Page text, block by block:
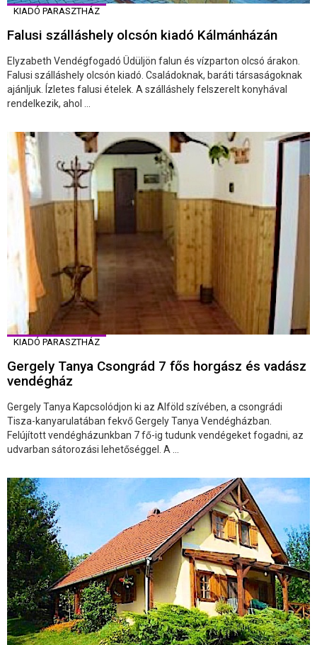
KIADÓ PARASZTHÁZ
Falusi szálláshely olcsón kiadó Kálmánházán
Elyzabeth Vendégfogadó Üdüljön falun és vízparton olcsó árakon.
Falusi szálláshely olcsón kiadó. Családoknak, baráti társaságoknak
ajánljuk. Ízletes falusi ételek. A szálláshely felszerelt konyhával
rendelkezik, ahol ...
KIADÓ PARASZTHÁZ
Gergely Tanya Csongrád 7 fős horgász és vadász
vendégház
Gergely Tanya Kapcsolódjon ki az Alföld szívében, a csongrádi
Tisza-kanyarulatában fekvő Gergely Tanya Vendégházban.
Felújított vendégházunkban 7 fő-ig tudunk vendégeket fogadni, az
udvarban sátorozási lehetőséggel. A ...